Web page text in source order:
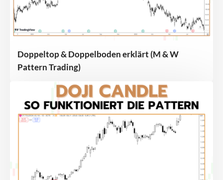
Doppeltop & Doppelboden erklärt (M & W
Pattern Trading)